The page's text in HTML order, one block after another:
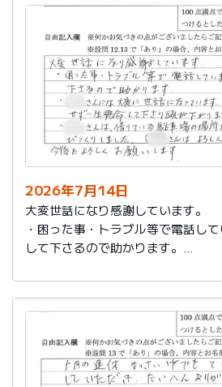
2026年7月14日
大変世話になり感謝しています。
・困った事・トラブル等で電話し
して下さるので助かります。
にも嫌な顔せず一生懸命して下さ
・社員さんは、借りている駐車場
れたのにはびっくりしました。（
伝え下さい）
今後もよろしくお願いします。